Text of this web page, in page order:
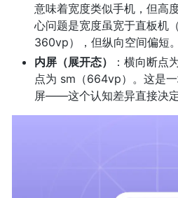
意味着宽度类似手机，但高
心问题是宽度虽宽于直板机
360vp），但纵向空间偏短。
内屏（展开态）
：横向断点
点为 sm（664vp）。这是
屏——这个认知差异直接决定